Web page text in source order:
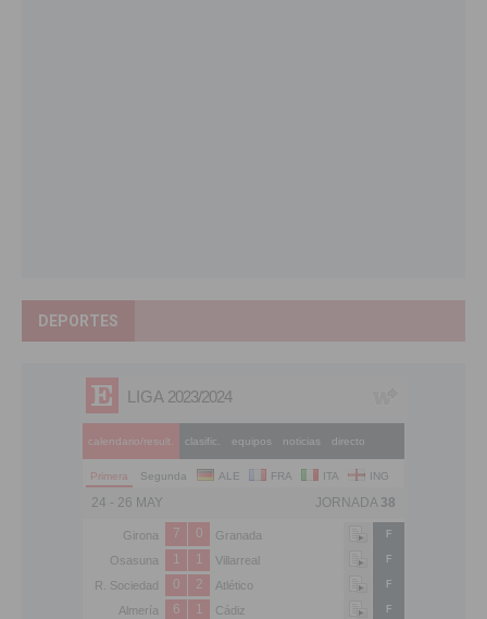
DEPORTES